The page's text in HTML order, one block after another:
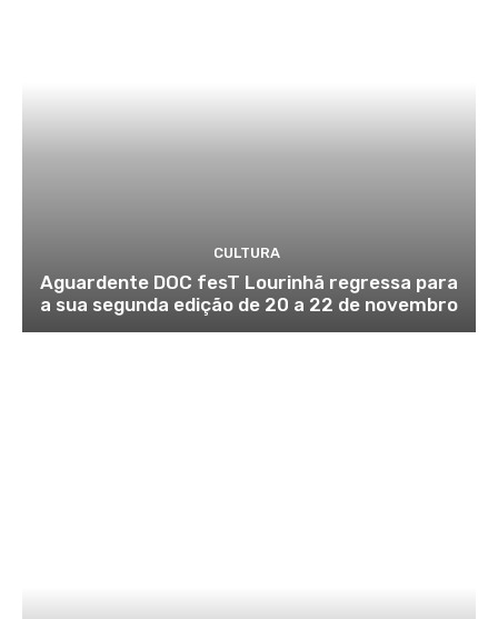
CULTURA
Aguardente DOC fesT Lourinhã regressa para
a sua segunda edição de 20 a 22 de novembro